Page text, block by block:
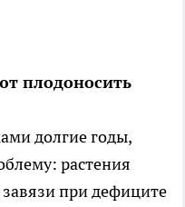
плодоносить
долгие годы,
растения
при дефиците